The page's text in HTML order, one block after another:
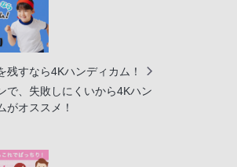
残すなら4Kハンディカム！
で、失敗しにくいから4Kハン
がオススメ！